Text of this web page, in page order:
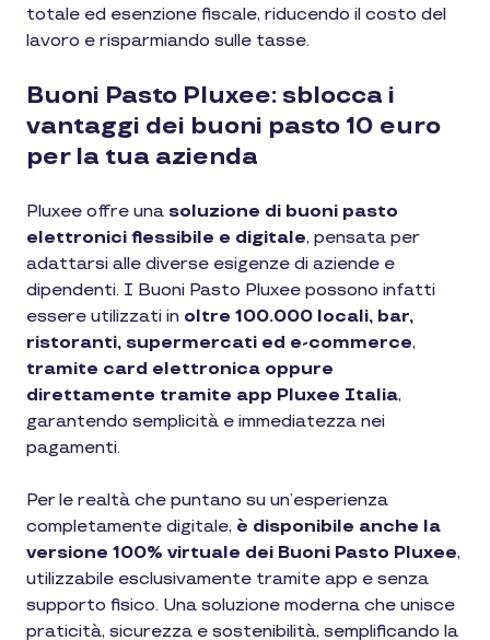
totale ed esenzione fiscale, riducendo il costo del
lavoro e risparmiando sulle tasse.
Buoni Pasto Pluxee: sblocca i
vantaggi dei buoni pasto 10 euro
per la tua azienda
Pluxee offre una soluzione di buoni pasto
elettronici flessibile e digitale, pensata per
adattarsi alle diverse esigenze di aziende e
dipendenti. I Buoni Pasto Pluxee possono infatti
essere utilizzati in oltre 100.000 locali, bar,
ristoranti, supermercati ed e-commerce,
tramite card elettronica oppure
direttamente tramite app Pluxee Italia,
garantendo semplicità e immediatezza nei
pagamenti.
Per le realtà che puntano su un’esperienza
completamente digitale, è disponibile anche la
versione 100% virtuale dei Buoni Pasto Pluxee,
utilizzabile esclusivamente tramite app e senza
supporto fisico. Una soluzione moderna che unisce
praticità, sicurezza e sostenibilità, semplificando la